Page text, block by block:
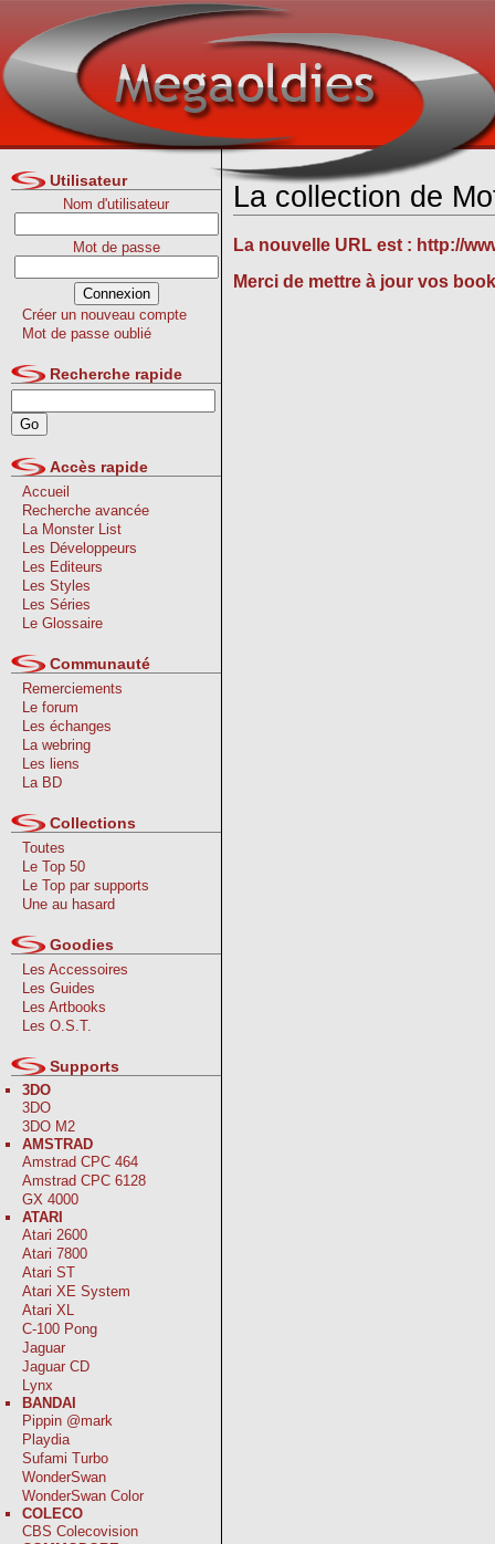
Utilisateur
Nom d'utilisateur
Mot de passe
Créer un nouveau compte
Mot de passe oublié
Recherche rapide
Accès rapide
Accueil
Recherche avancée
La Monster List
Les Développeurs
Les Editeurs
Les Styles
Les Séries
Le Glossaire
Communauté
Remerciements
Le forum
Les échanges
La webring
Les liens
La BD
Collections
Toutes
Le Top 50
Le Top par supports
Une au hasard
Goodies
Les Accessoires
Les Guides
Les Artbooks
Les O.S.T.
Supports
3DO
3DO
3DO M2
AMSTRAD
Amstrad CPC 464
Amstrad CPC 6128
GX 4000
ATARI
Atari 2600
Atari 7800
Atari ST
Atari XE System
Atari XL
C-100 Pong
Jaguar
Jaguar CD
Lynx
BANDAI
Pippin @mark
Playdia
Sufami Turbo
WonderSwan
WonderSwan Color
COLECO
CBS Colecovision
La collection de
La nouvelle URL est : http://
Merci de mettre à jour vos